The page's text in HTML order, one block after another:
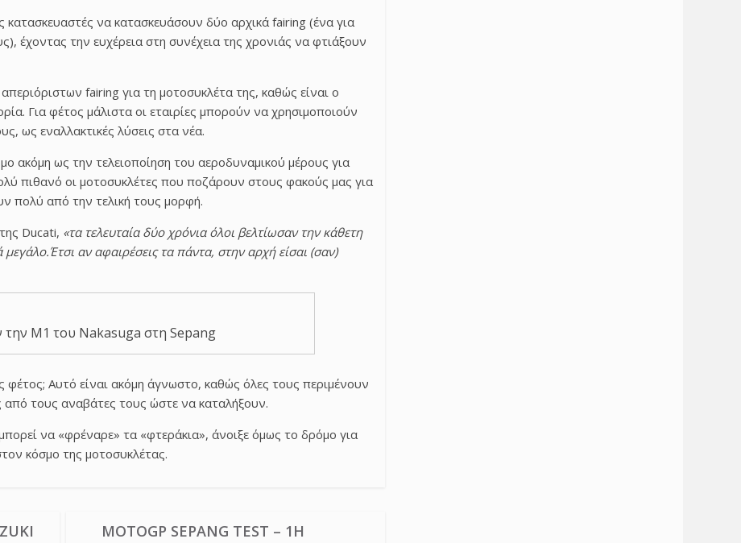
κατασκευαστές να κατασκευάσουν δύο αρχικά fairing (ένα για
έχοντας την ευχέρεια στη συνέχεια της χρονιάς να φτιάξουν
fairing για τη μοτοσυκλέτα της, καθώς είναι ο
Για φέτος μάλιστα οι εταιρίες μπορούν να χρησιμοποιούν
ως εναλλακτικές λύσεις στα νέα.
ως την τελειοποίηση του αεροδυναμικού μέρους για
πιθανό οι μοτοσυκλέτες που ποζάρουν στους φακούς μας για
πολύ από την τελική τους μορφή.
Ducati, «τα τελευταία δύο χρόνια όλοι βελτίωσαν την κάθετη
μεγάλο.Έτσι αν αφαιρέσεις τα πάντα, στην αρχή είσαι (σαν)
M1 του Nakasuga στη Sepang
φέτος; Αυτό είναι ακόμη άγνωστο, καθώς όλες τους περιμένουν
από τους αναβάτες τους ώστε να καταλήξουν.
να «φρέναρε» τα «φτεράκια», άνοιξε όμως το δρόμο για
κόσμο της μοτοσυκλέτας.
MOTOGP SEPANG TEST – 1Η